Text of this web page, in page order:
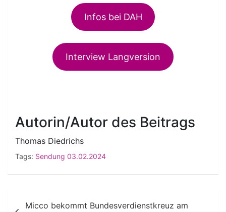
Infos bei DAH
Interview Langversion
Autorin/Autor des Beitrags
Thomas Diedrichs
Tags: Sendung 03.02.2024
Beitragsnavigation
Micco bekommt Bundesverdienstkreuz am